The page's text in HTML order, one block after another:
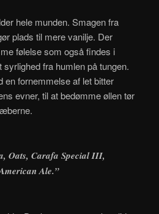
hele munden. Smagen fra
plads til mere vanilje. Der
følelse som også findes i
fra humlen på tungen.
en fornemmelse af let bitter
evner, til at bedømme øllen tør
Oats, Carafa Special III,
Ale.”